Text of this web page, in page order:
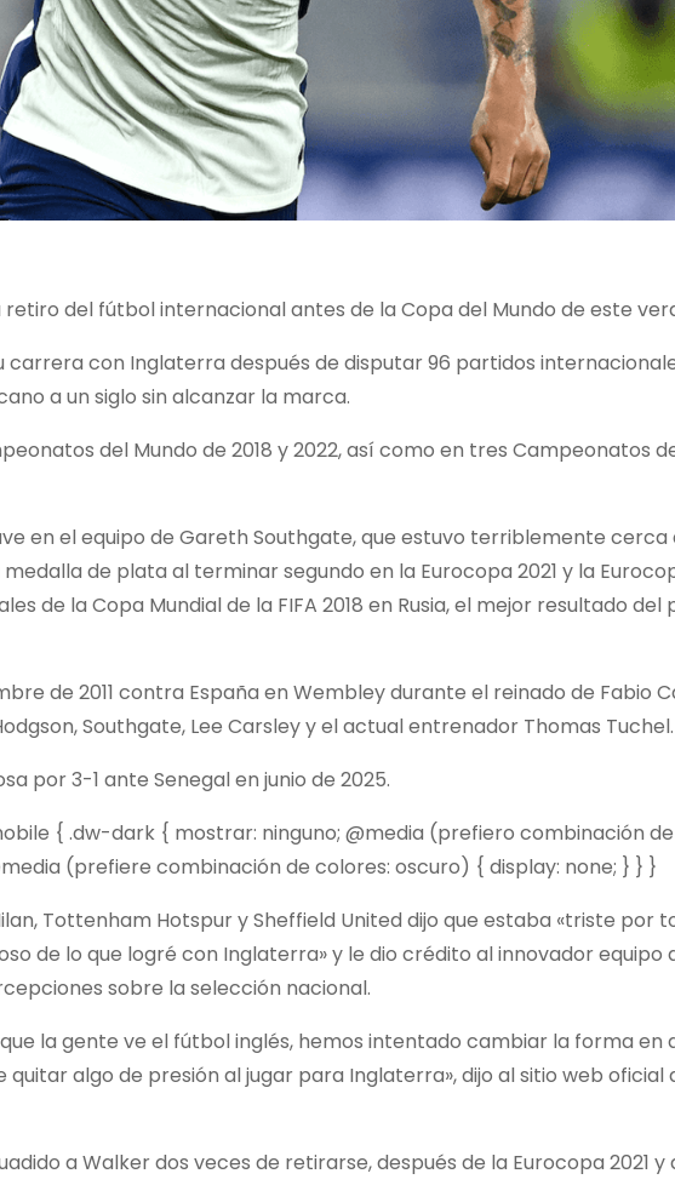
retiro del fútbol internacional antes de la Copa del Mundo de este
con Inglaterra después de disputar 96 partidos
a un siglo sin alcanzar la marca.
del Mundo de 2018 y 2022, así como en tres Campeonatos
en el equipo de Gareth Southgate, que estuvo terriblemente
de plata al terminar segundo en la Eurocopa 2021 y la
de la Copa Mundial de la FIFA 2018 en Rusia, el mejor resultado del
de 2011 contra España en Wembley durante el reinado de Fabio
Southgate, Lee Carsley y el actual entrenador Thomas Tuchel.
por 3-1 ante Senegal en junio de 2025.
{ .dw-dark { mostrar: ninguno; @media (prefiero combinación
(prefiere combinación de colores: oscuro) { display: none; } } }
Tottenham Hotspur y Sheffield United dijo que estaba «triste por
de lo que logré con Inglaterra» y le dio crédito al innovador equipo
sobre la selección nacional.
la gente ve el fútbol inglés, hemos intentado cambiar la forma en
algo de presión al jugar para Inglaterra», dijo al sitio web oficial
a Walker dos veces de retirarse, después de la Eurocopa 2021 y